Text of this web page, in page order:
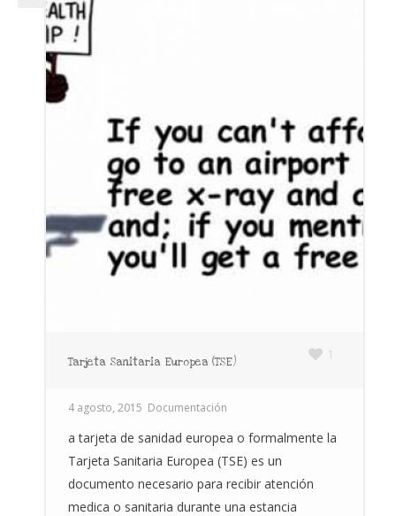
Tarjeta Sanitaria Europea (TSE) 1
4 agosto, 2015 Documentación
a tarjeta de sanidad europea o formalmente la
Tarjeta Sanitaria Europea (TSE) es un
documento necesario para recibir atención
medica o sanitaria durante una estancia